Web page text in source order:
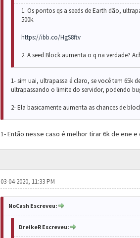
1. Os pontos qs a seeds de Earth dão,
500k.
https://ibb.co/HgS8ftv
2. A seed Block aumenta o q na verdade?
1- sim uai, ultrapassa é claro, se você tem 65k
ultrapassando o limite do servidor, podendo
2-Ela basicamente aumenta as chances de
1- Então nesse caso é melhor tirar 6k de ene
03-04-2020, 11:33 PM
NoCash Escreveu:
DreikeR Escreveu: